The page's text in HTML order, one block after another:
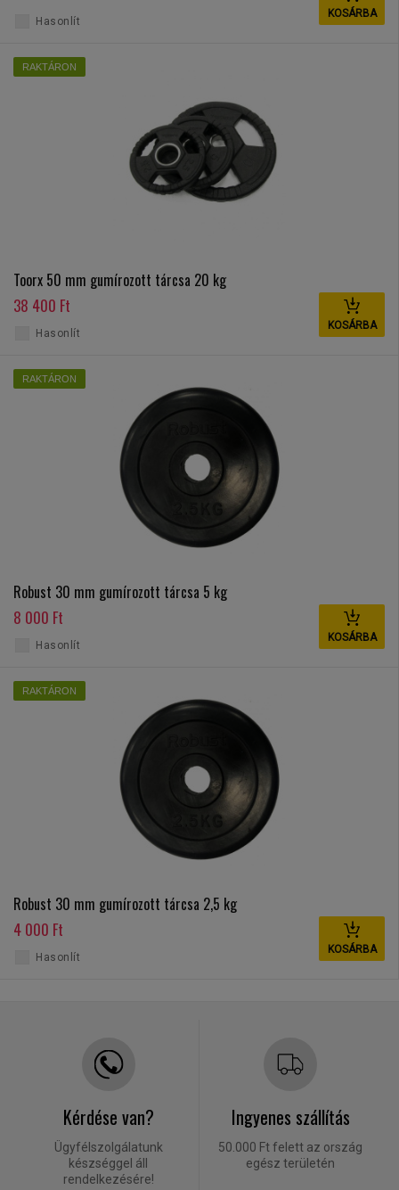
KOSÁRBA
Hasonlít
RAKTÁRON
Toorx 50 mm gumírozott tárcsa 20 kg
38 400 Ft
KOSÁRBA
Hasonlít
RAKTÁRON
Robust 30 mm gumírozott tárcsa 5 kg
8 000 Ft
KOSÁRBA
Hasonlít
RAKTÁRON
Robust 30 mm gumírozott tárcsa 2,5 kg
4 000 Ft
KOSÁRBA
Hasonlít
Kérdése van?
Ügyfélszolgálatunk
készséggel áll
rendelkezésére!
Ingyenes szállítás
50.000 Ft felett az ország
egész területén